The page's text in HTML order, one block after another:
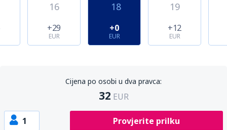
16
+29
EUR
18
+0
EUR
19
+12
EUR
Cijena po osobi u dva pravca:
32 EUR
1 Provjerite prilku